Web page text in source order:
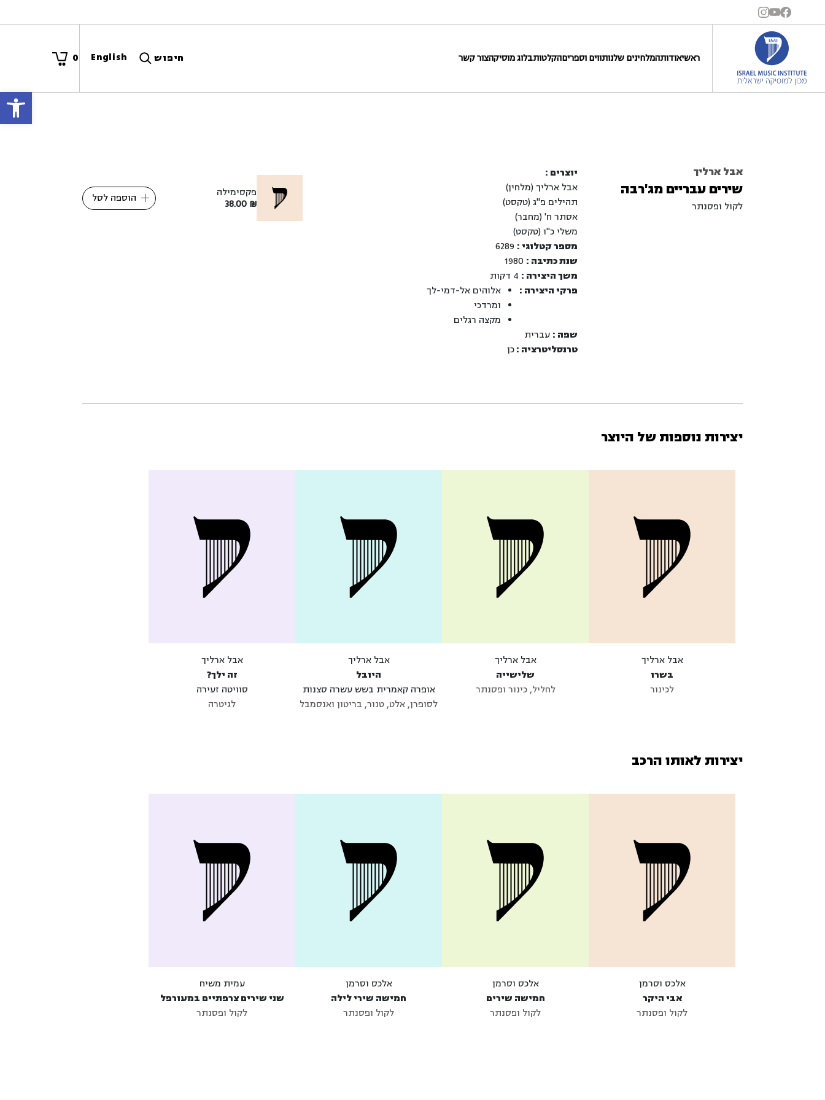
ראשיאודותהמלחינים שלנותווים וספריםהקלטותבלוג מוסיקהצור קשר חיפוש English
0
אבל ארליך
שירים עבריים מג'רבה
לקול ופסנתר
יוצרים :
אבל ארליך (מלחין)
תהילים פ"ג (טקסט)
אסתר ח' (מחבר)
משלי כ"ו (טקסט)
מספר קטלוגי :
שנת כתיבה :
משך היצירה :
פרקי היצירה :
אלוהים אל-דמי-לך
ומרדכי
מקצה רגלים
שפה : עברית
טרנסליטרציה :כן
פקסימילה
38.00 ₪ הוספה לסל
יצירות נוספות של היוצר
אבל ארליך
בשרו
לכינור
אבל ארליך
שלישייה
לחליל, כינור ופסנתר
אבל ארליך
היובל
אופרה קאמרית בשש עשרה סצנות
לסופרן, אלט, טנור, בריטון ואנסמבל
אבל ארליך
זה ילך?
סוויטה זעירה
לגיטרה
יצירות לאותו הרכב
אלכס וסרמן
אבי היקר
לקול ופסנתר
אלכס וסרמן
חמישה שירים
לקול ופסנתר
אלכס וסרמן
חמישה שירי לילה
לקול ופסנתר
עמית משיח
שני שירים צרפתיים במעורפל
לקול ופסנתר